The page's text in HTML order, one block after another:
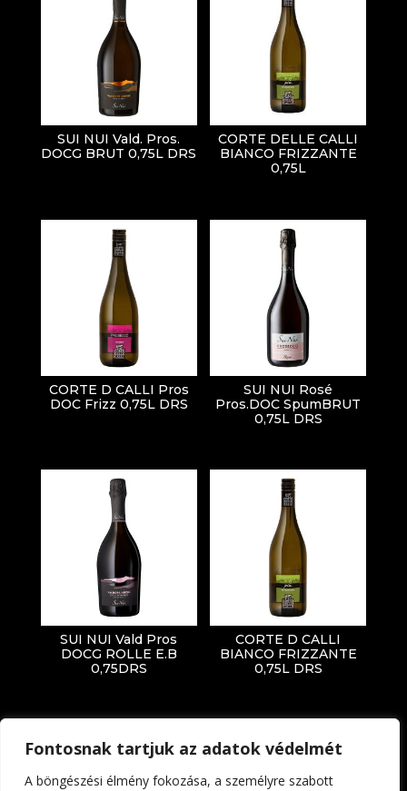
Fontosnak tartjuk az adatok védelmét
A böngészési élmény fokozása, a személyre szabott
SUI NUI Vald. Pros.
DOCG BRUT 0,75L DRS
CORTE DELLE CALLI
BIANCO FRIZZANTE
0,75L
CORTE D CALLI Pros
DOC Frizz 0,75L DRS
SUI NUI Rosé
Pros.DOC SpumBRUT
0,75L DRS
SUI NUI Vald Pros
DOCG ROLLE E.B
0,75DRS
CORTE D CALLI
BIANCO FRIZZANTE
0,75L DRS